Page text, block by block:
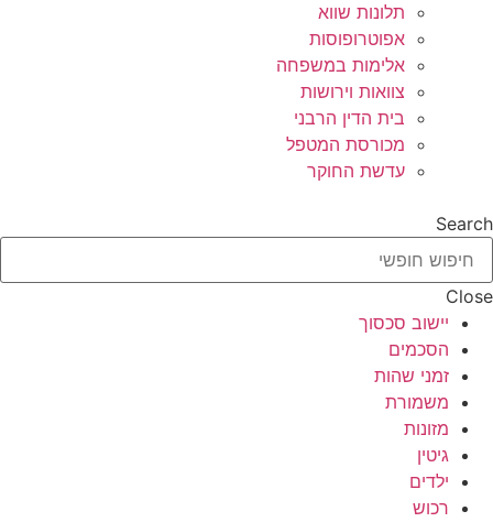
תלונות שווא
אפוטרופוסות
אלימות במשפחה
צוואות וירושות
בית הדין הרבני
מכורסת המטפל
עדשת החוקר
Search
Close
יישוב סכסוך
הסכמים
זמני שהות
משמורת
מזונות
גיטין
ילדים
רכוש